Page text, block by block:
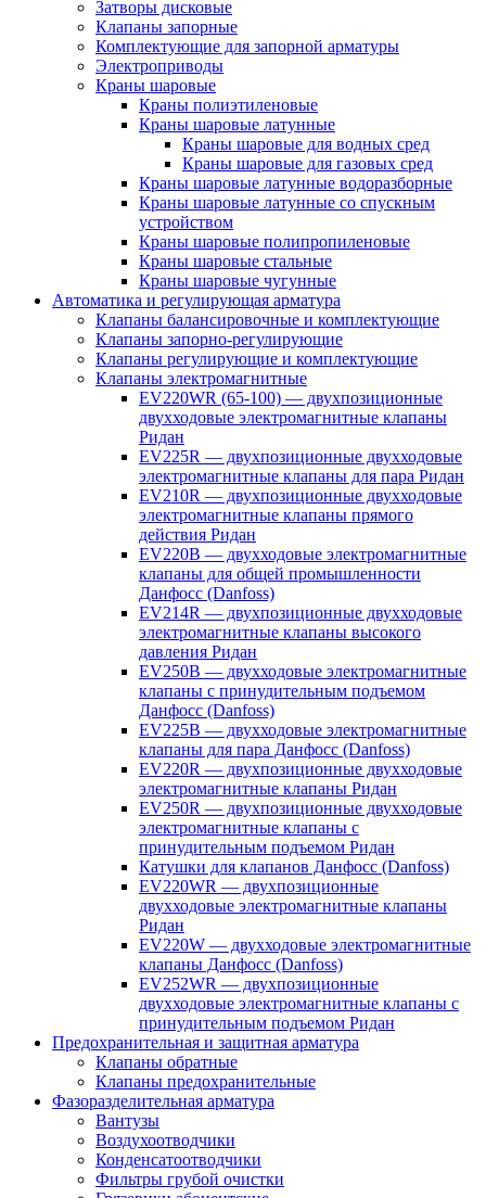
Затворы дисковые
Клапаны запорные
Комплектующие для запорной арматуры
Электроприводы
Краны шаровые
Краны полиэтиленовые
Краны шаровые латунные
Краны шаровые для водных сред
Краны шаровые для газовых сред
Краны шаровые латунные водоразборные
Краны шаровые латунные со спускным
устройством
Краны шаровые полипропиленовые
Краны шаровые стальные
Краны шаровые чугунные
Автоматика и регулирующая арматура
Клапаны балансировочные и комплектующие
Клапаны запорно-регулирующие
Клапаны регулирующие и комплектующие
Клапаны электромагнитные
EV220WR (65-100) — двухпозиционные
двухходовые электромагнитные клапаны
Ридан
EV225R — двухпозиционные двухходовые
электромагнитные клапаны для пара Ридан
EV210R — двухпозиционные двухходовые
электромагнитные клапаны прямого
действия Ридан
EV220B — двухходовые электромагнитные
клапаны для общей промышленности
Данфосс (Danfoss)
EV214R — двухпозиционные двухходовые
электромагнитные клапаны высокого
давления Ридан
EV250B — двухходовые электромагнитные
клапаны с принудительным подъемом
Данфосс (Danfoss)
EV225B — двухходовые электромагнитные
клапаны для пара Данфосс (Danfoss)
EV220R — двухпозиционные двухходовые
электромагнитные клапаны Ридан
EV250R — двухпозиционные двухходовые
электромагнитные клапаны с
принудительным подъемом Ридан
Катушки для клапанов Данфосс (Danfoss)
EV220WR — двухпозиционные
двухходовые электромагнитные клапаны
Ридан
EV220W — двухходовые электромагнитные
клапаны Данфосс (Danfoss)
EV252WR — двухпозиционные
двухходовые электромагнитные клапаны с
принудительным подъемом Ридан
Предохранительная и защитная арматура
Клапаны обратные
Клапаны предохранительные
Фазоразделительная арматура
Вантузы
Воздухоотводчики
Конденсатоотводчики
Фильтры грубой очистки